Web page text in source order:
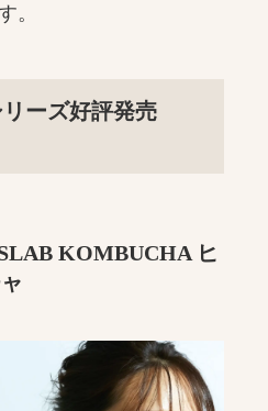
。
ーズ好評発売
KOMBUCHA ヒ
ャ